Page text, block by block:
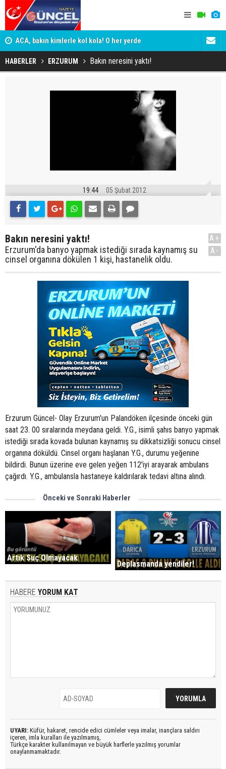
ACA, bakın kimlerle kol kola! O her yerde ADALET
HABERLER ERZURUM Bakın neresini yaktı!
19:44 05 Şubat 2012
Bakın neresini yaktı!
Erzurum'da banyo yapmak istediği sırada kaynamış su
cinsel organına dökülen 1 kişi, hastanelik oldu.
A+
A-
Erzurum Güncel- Olay Erzurum'un Palandöken ilçesinde önceki gün
saat 23. 00 sıralarında meydana geldi. Y.G., isimli şahıs banyo yapmak
istediği sırada kovada bulunan kaynamış su dikkatsizliği sonucu cinsel
organına döküldü. Cinsel organı haşlanan Y.G., durumu yeğenine
bildirdi. Bunun üzerine eve gelen yeğen 112'iyi arayarak ambulans
çağırdı. Y.G., ambulansla hastaneye kaldırılarak tedavi altına alındı.
Önceki ve Sonraki Haberler
Artık Suç Olmayacak
Deplasmanda yendiler!
HABERE YORUM KAT
UYARI: Küfür, hakaret, rencide edici cümleler veya imalar, inançlara saldırı
içeren, imla kuralları ile yazılmamış,
Türkçe karakter kullanılmayan ve büyük harflerle yazılmış yorumlar
onaylanmamaktadır.